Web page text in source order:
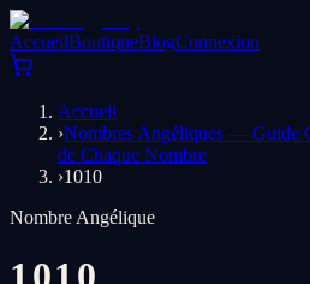
AccueilBoutiqueBlogConnexion
Accueil
›Nombres Angéliques — Guide
de Chaque Nombre
›1010
Nombre Angélique